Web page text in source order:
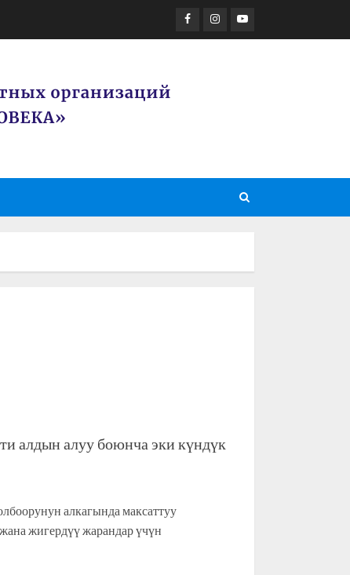
Facebook
Instagram
Youtube
алдын алуу боюнча эки күндүк
алкагында максаттуу
жигердүү жарандар үчүн